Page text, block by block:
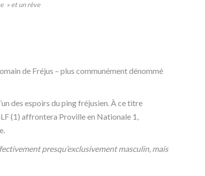
» et un rêve
de Fréjus – plus communément dénommé
des espoirs du ping fréjusien. À ce titre
(1) affrontera Proville en Nationale 1,
presqu’exclusivement masculin, mais